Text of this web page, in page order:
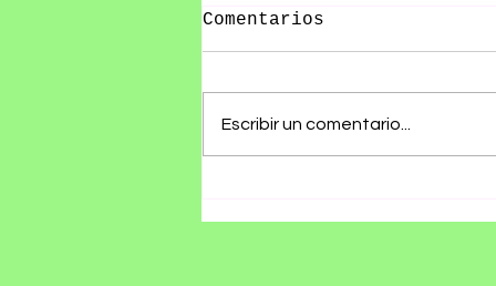
Comentarios
Escribir un comentario...